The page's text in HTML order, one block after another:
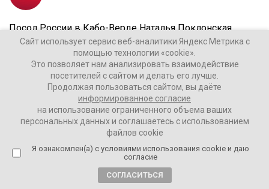
Посол России в Кабо-Верде Наталья Поклонская
прокомментировала решение Интерпола, который
отказался объявить ее в международный розыск по
запросу украинской стороны.
Наталья Поклонская. Фото: Global Look Press
– Хоть одно разумное решение. Преследование
Сайт использует сервис веб-аналитики Яндекс Метрика с
помощью технологии «cookie».
Это позволяет нам анализировать взаимодействие
посетителей с сайтом и делать его лучше.
Продолжая пользоваться сайтом, вы даёте
информированное согласие
на использование ограниченного объема ваших
персональных данных и соглашаетесь с использованием
файлов cookie
Я ознакомлен(а) с условиями использования cookie и даю
согласие
СОГЛАСИТЬСЯ